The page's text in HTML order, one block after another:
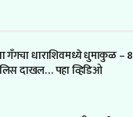
गँगचा धाराशिवमध्ये धुमाकुळ –
दाखल… पहा व्हिडिओ